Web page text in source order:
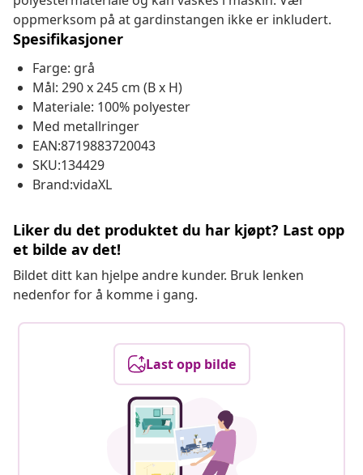
oppmerksom på at gardinstangen ikke er inkludert.
Spesifikasjoner
Farge: grå
Mål: 290 x 245 cm (B x H)
Materiale: 100% polyester
Med metallringer
EAN:8719883720043
SKU:134429
Brand:vidaXL
Liker du det produktet du har kjøpt? Last opp
et bilde av det!
Bildet ditt kan hjelpe andre kunder. Bruk lenken
nedenfor for å komme i gang.
Last opp bilde